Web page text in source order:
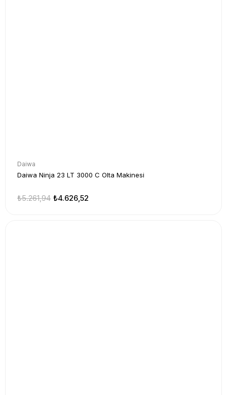
Daiwa
Daiwa Ninja 23 LT 3000 C Olta Makinesi
₺4.626,52
₺5.261,94